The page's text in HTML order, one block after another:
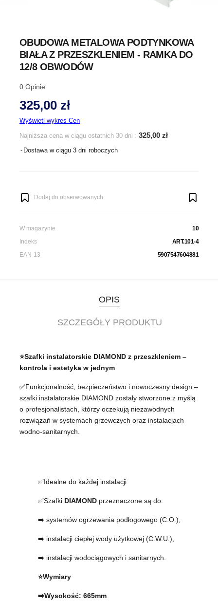
OBUDOWA METALOWA PODTYNKOWA
BIAŁA Z PRZESZKLENIEM - RAMKA DO
12/8 OBWODÓW
0 Opinie
325,00 zł
Wyświetl wykres Cen
Najniższa cena w ciągu ostatnich 30 dni : 325,00 zł
Dostawa w ciągu 3 dni roboczych
Dodaj do obserwowanych
W magazynie
10
Indeks
ART.101-4
EAN-13
5907547604881
OPIS
SZCZEGÓŁY PRODUKTU
⭐Szafki instalatorskie DIAMOND z przeszkleniem –
kontrola i estetyka w jednym
✅Funkcjonalność, bezpieczeństwo i nowoczesny design –
szafki instalatorskie DIAMOND zostały stworzone z myślą
o profesjonalistach, którzy oczekują niezawodnych
rozwiązań w systemach grzewczych oraz instalacjach
wodno-sanitarnych.
✅Idealne do każdej instalacji
✅Szafki DIAMONDprzeznaczone są do:
➡️ systemów ogrzewania podłogowego (C.O.),
➡️ instalacji ciepłej wody użytkowej (C.W.U.),
➡️ instalacji wodociągowych i sanitarnych.
⭐Wymiary
➡️Wysokość: 665mm